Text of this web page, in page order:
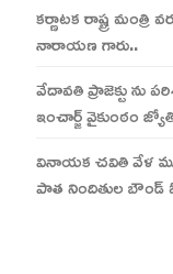
కర్ణాటక రాష్ట్ర మంత్రి
నారాయణ గారు..
వేదావతి ప్రాజెక్టు ను
ఇంచార్జ్ వైకుంఠం
వినాయక చవితి వేళ
పాత నిందితుల బౌండ్